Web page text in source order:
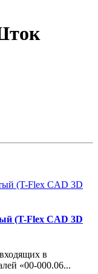
(T-Flex CAD 3D
в
«00-000.06...